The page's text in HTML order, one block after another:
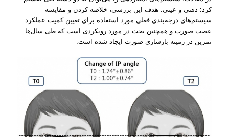
کرد: ذهنی و عینی. هدف این بررسی، خلاصه کردن و مقایسه
سیستم‌های درجه‌بندی فعلی مورد استفاده برای تعیین کمیت عملکرد
عصب صورت و همچنین بحث در مورد رویکردی است که طی سال‌ها
تمرین در زمینه بازسازی صورت ایجاد شده است.